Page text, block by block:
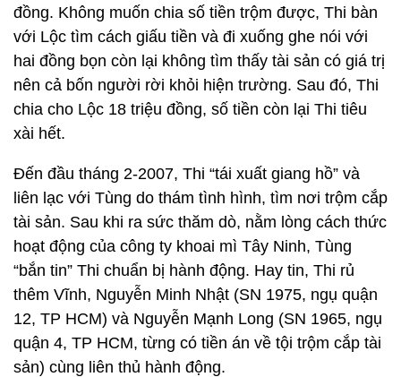
đồng. Không muốn chia số tiền trộm được, Thi bàn
với Lộc tìm cách giấu tiền và đi xuống ghe nói với
hai đồng bọn còn lại không tìm thấy tài sản có giá trị
nên cả bốn người rời khỏi hiện trường. Sau đó, Thi
chia cho Lộc 18 triệu đồng, số tiền còn lại Thi tiêu
xài hết.
Đến đầu tháng 2-2007, Thi “tái xuất giang hồ” và
liên lạc với Tùng do thám tình hình, tìm nơi trộm cắp
tài sản. Sau khi ra sức thăm dò, nằm lòng cách thức
hoạt động của công ty khoai mì Tây Ninh, Tùng
“bắn tin” Thi chuẩn bị hành động. Hay tin, Thi rủ
thêm Vĩnh, Nguyễn Minh Nhật (SN 1975, ngụ quận
12, TP HCM) và Nguyễn Mạnh Long (SN 1965, ngụ
quận 4, TP HCM, từng có tiền án về tội trộm cắp tài
sản) cùng liên thủ hành động.